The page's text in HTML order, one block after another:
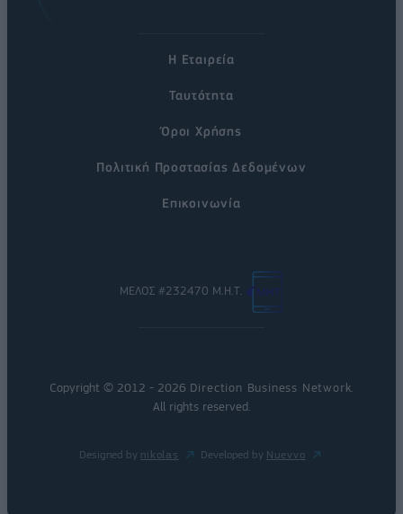
Η Εταιρεία
Ταυτότητα
Όροι Χρήσης
Πολιτική Προστασίας Δεδομένων
Επικοινωνία
ΜΕΛΟΣ #232470 Μ.Η.Τ.
Copyright © 2012 - 2026 Direction Business Network
All rights reserved.
Designed by nikolas Developed by Nuevvo